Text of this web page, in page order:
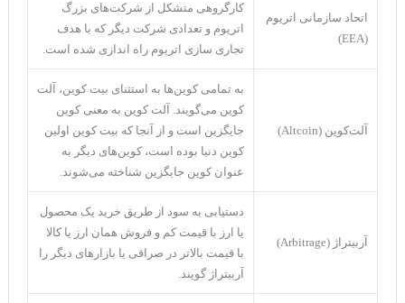
اتحاد سازمانی اتریوم
(EEA)
کارگروهی متشکل از شرکت‌‌های بزرگ
اتریوم و تعدادی شرکت دیگر که با هدف
تجاری سازی اتریوم راه اندازی شده است.
آلت‌کوین (Altcoin)
به تمامی کوین‌ها به استثنای بیت کوین، آلت
کوین می‌گویند. آلت کوین به معنی کوین
جایگزین است و از آنجا که بیت کوین اولین
کوین دنیا بوده است، کوین‌های دیگر به
عنوان کوین جایگزین شناخته می‌شوند.
آربیتراژ (Arbitrage)
دستیابی به سود از طریق خرید یک محصول
یا ارز با قیمت کم و فروش همان ارز یا کالا
با قیمت بالاتر در صرافی یا بازار‌های دیگر را
آربیتراژ گویند.